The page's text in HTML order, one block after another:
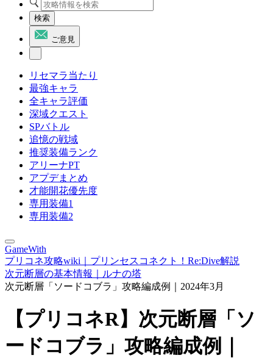
検索
ご意見
リセマラ当たり
最強キャラ
全キャラ評価
深域クエスト
SPバトル
追憶の戦域
推奨装備ランク
アリーナPT
アプデまとめ
才能開花優先度
専用装備1
専用装備2
GameWith
プリコネ攻略wiki｜プリンセスコネクト！Re:Dive解説
次元断層の基本情報｜ルナの塔
次元断層「ソードコブラ」攻略編成例｜2024年3月
【プリコネR】次元断層「ソ
ードコブラ」攻略編成例｜